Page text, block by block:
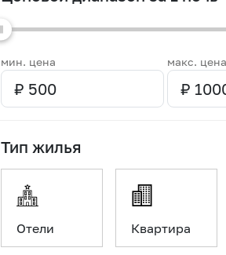
мин. цена макс. цена
Тип жилья
Отели Квартира